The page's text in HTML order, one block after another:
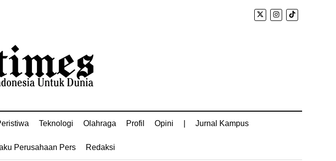
Teknologi Olahraga Profil Opini Jurnal Kampus
Perusahaan Pers Redaksi